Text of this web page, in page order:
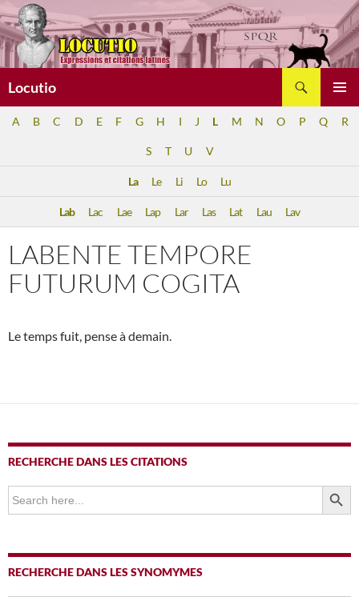
Aller
au
contenu
Locutio
A B C D E F G H I J L M N O P Q R
S T U V
La Le Li Lo Lu
Lab Lac Lae Lap Lar Las Lat Lau Lav
LABENTE TEMPORE
FUTURUM COGITA
Le temps fuit, pense à demain.
RECHERCHE DANS LES CITATIONS
Search
for:
SEARCH
RECHERCHE DANS LES SYNOMYMES